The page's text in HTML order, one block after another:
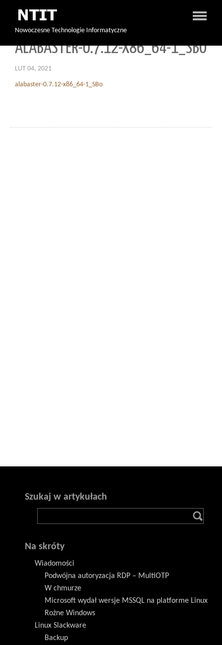
Nowoczesne Technologie Informatyczne
ALABASTER-0.7.12-X86_64-1_SBO
LUT 04, 2021
alabaster-0.7.12-x86_64-1_SBo
Szukaj w artykułach
Na skróty
Wiadomości
Podwójna autoryzacja RDP – MultiOTP
W chmurze
Microsoft wydał wersje MSSQL na platforme Linux
Rożne Windows
Linux Slackware
Backup